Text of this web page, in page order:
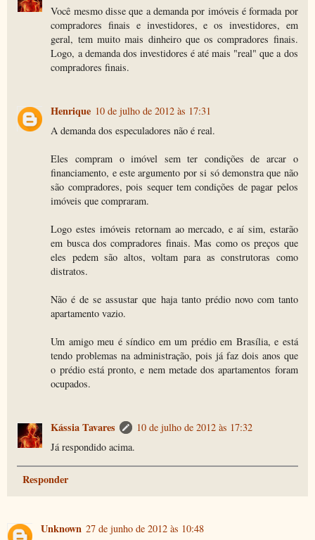
Você mesmo disse que a demanda por imóveis é formada por
compradores finais e investidores, e os investidores, em
geral, tem muito mais dinheiro que os compradores finais.
Logo, a demanda dos investidores é até mais "real" que a dos
compradores finais.
Henrique 10 de julho de 2012 às 17:31
A demanda dos especuladores não é real.
Eles compram o imóvel sem ter condições de arcar o
financiamento, e este argumento por si só demonstra que não
são compradores, pois sequer tem condições de pagar pelos
imóveis que compraram.
Logo estes imóveis retornam ao mercado, e aí sim, estarão
em busca dos compradores finais. Mas como os preços que
eles pedem são altos, voltam para as construtoras como
distratos.
Não é de se assustar que haja tanto prédio novo com tanto
apartamento vazio.
Um amigo meu é síndico em um prédio em Brasília, e está
tendo problemas na administração, pois já faz dois anos que
o prédio está pronto, e nem metade dos apartamentos foram
ocupados.
Kássia Tavares
10 de julho de 2012 às 17:32
Já respondido acima.
Responder
Unknown 27 de junho de 2012 às 10:48